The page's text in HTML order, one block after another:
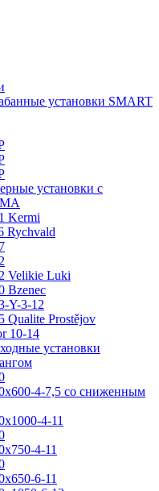
установки SMART
установки с
Kermi
Rychvald
Velikie Luki
Bzenec
Y-3-12
Qualite Prostějov
10-14
установки
4-7,5 со сниженным
4-11
4-11
6-11